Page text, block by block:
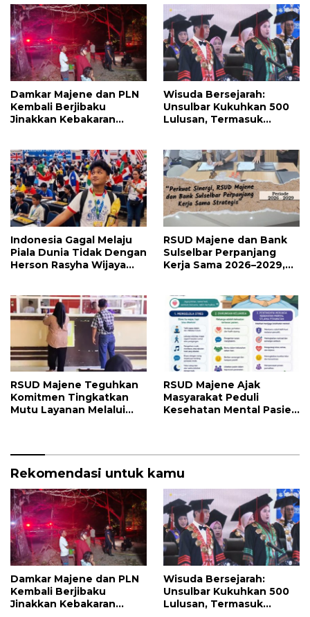
Damkar Majene dan PLN
Kembali Berjibaku
Jinakkan Kebakaran
Wisuda Bersejarah:
Unsulbar Kukuhkan 500
Lulusan, Termasuk
Indonesia Gagal Melaju
Piala Dunia Tidak Dengan
Herson Rasyha Wijaya
Arithmetic International
Competition 2026
RSUD Majene dan Bank
Sulselbar Perpanjang
Kerja Sama 2026–2029,
Perbankan
RSUD Majene Teguhkan
Komitmen Tingkatkan
Mutu Layanan Melalui
RSUD Majene Ajak
Masyarakat Peduli
Kesehatan Mental Pasien
Rekomendasi untuk kamu
Damkar Majene dan PLN
Kembali Berjibaku
Jinakkan Kebakaran
Wisuda Bersejarah:
Unsulbar Kukuhkan 500
Lulusan, Termasuk